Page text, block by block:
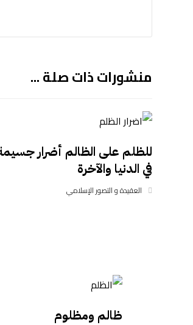
منشورات ذات صلة ...
للظلم على الظالم أضرار
في الدنيا والآخرة
العقيدة و التصور الإسلامي
ظالم ومظلوم